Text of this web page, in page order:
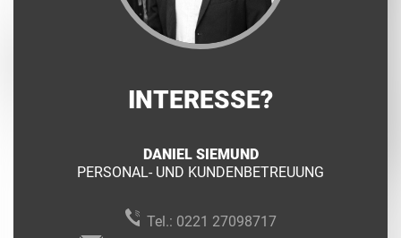
INTERESSE?
DANIEL SIEMUND
PERSONAL- UND KUNDENBETREUUNG
Tel.: 0221 27098717